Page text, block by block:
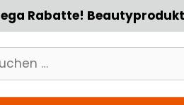
Rabatte!